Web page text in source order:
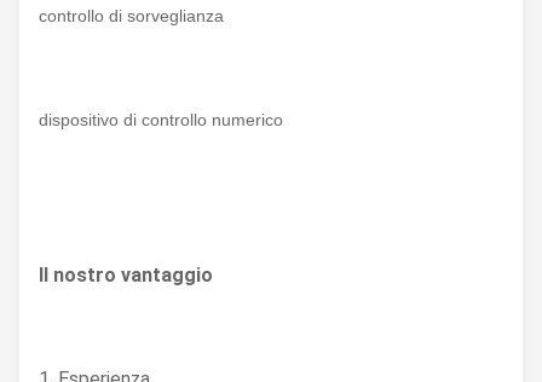
controllo di sorveglianza
dispositivo di controllo numerico
Il nostro vantaggio